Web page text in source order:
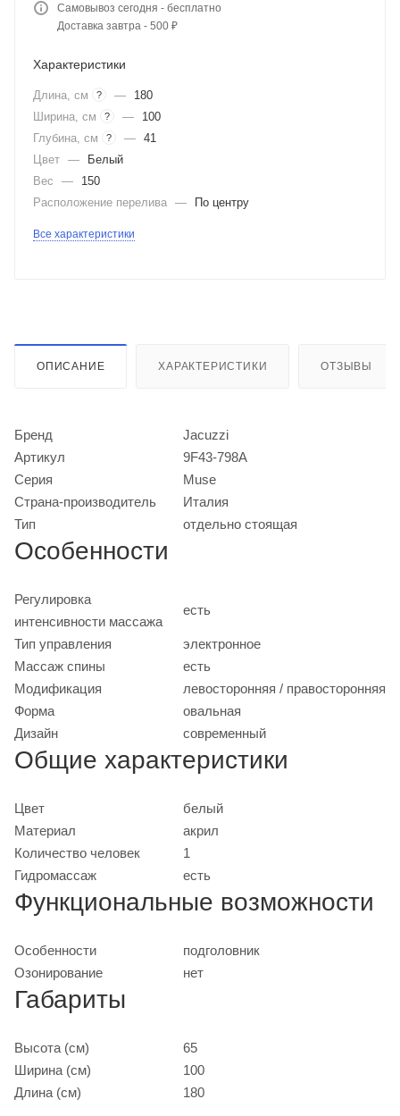
Самовывоз сегодня - бесплатно
Доставка завтра - 500 ₽
Характеристики
Длина, см ? —
180
Ширина, см
? —
100
Глубина, см
? — 41
Цвет —
Белый
Вес
—
150
Расположение перелива — По центру
Все характеристики
ОПИСАНИЕ ХАРАКТЕРИСТИКИ ОТЗЫВЫ
Бренд
Jacuzzi
Артикул
9F43-798A
Серия
Muse
Страна-производитель
Италия
Тип
отдельно стоящая
Особенности
Регулировка
интенсивности массажа
есть
Тип управления
электронное
Массаж спины
есть
Модификация
левосторонняя / правосторонняя
Форма
овальная
Дизайн
современный
Общие характеристики
Цвет
белый
Материал
акрил
Количество человек
1
Гидромассаж
есть
Функциональные возможности
Особенности
подголовник
Озонирование
нет
Габариты
Высота (см)
65
Ширина (см)
100
Длина (см)
180